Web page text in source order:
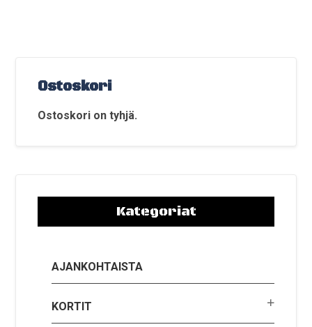
Ostoskori
Ostoskori on tyhjä.
Kategoriat
AJANKOHTAISTA
KORTIT